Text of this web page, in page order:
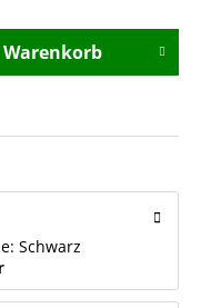
Warenkorb
Schwarz